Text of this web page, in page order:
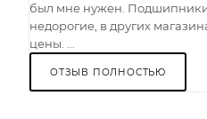
был мне нужен. Подшипники
недорогие, в других
цены. ...
ОТЗЫВ ПОЛНОСТЬЮ